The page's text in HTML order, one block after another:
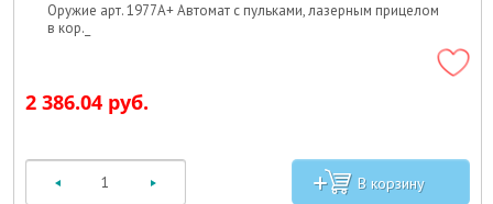
Оружие арт. 1977A+ Автомат с пульками, лазерным прицелом
в кор._
2 386.04 руб.